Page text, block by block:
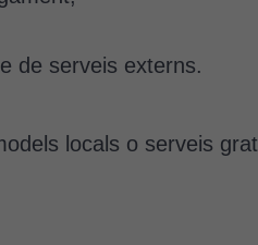
de serveis externs.
locals o serveis
cookies
Són